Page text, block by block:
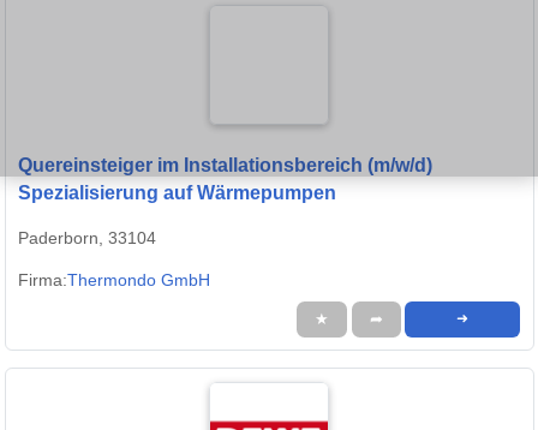
Quereinsteiger im Installationsbereich (m/w/d)
Spezialisierung auf Wärmepumpen
Paderborn, 33104
Firma:Thermondo GmbH
★ ➦ ➜